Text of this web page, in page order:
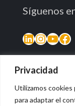
Privacidad
Utilizamos
para adaptar el
Síguenos
LinkedIn